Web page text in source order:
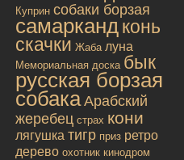
Куприн собаки борзая
самаркандконь
скачки Жаба луна
Мемориальная доска бык
русская борзая
собака Арабский
жеребец страх кони
лягушка тигр приз ретро
дерево охотник кинодром